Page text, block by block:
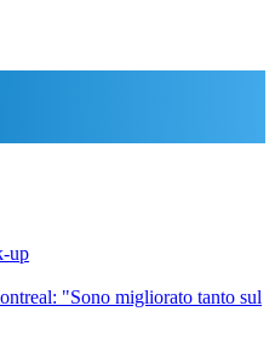
up
"Sono migliorato tanto sul